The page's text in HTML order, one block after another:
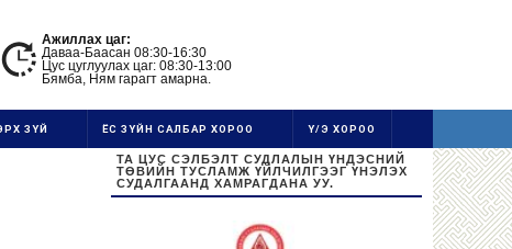
Ажиллах цаг:
Даваа-Баасан 08:30-16:30
Цус цуглуулах цаг: 08:30-13:00
Бямба, Ням гарагт амарна.
ЗҮЙ ЁС ЗҮЙН САЛБАР ХОРОО Ү/Э ХОРОО
ТА ЦУС СЭЛБЭЛТ СУДЛАЛЫН ҮНДЭСНИЙ
ТӨВИЙН ТУСЛАМЖ ҮЙЛЧИЛГЭЭГ ҮНЭЛЭХ
СУДАЛГААНД ХАМРАГДАНА УУ.